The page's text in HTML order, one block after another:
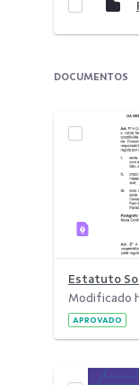
DOCUMENTOS
Estatuto
APROVADO